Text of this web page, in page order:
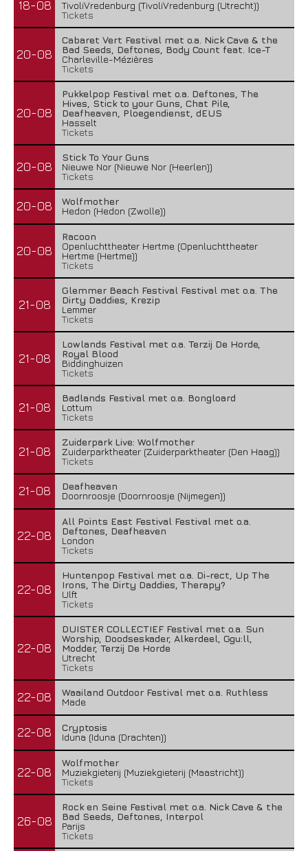
18-08
TivoliVredenburg (TivoliVredenburg (Utrecht))
Tickets
20-08
Cabaret Vert Festival met o.a. Nick Cave & the
Bad Seeds, Deftones, Body Count feat. Ice-T
Charleville-Mézières
Tickets
20-08
Pukkelpop Festival met o.a. Deftones, The
Hives, Stick to your Guns, Chat Pile,
Deafheaven, Ploegendienst, dEUS
Hasselt
Tickets
20-08
Stick To Your Guns
Nieuwe Nor (Nieuwe Nor (Heerlen))
Tickets
20-08
Wolfmother
Hedon (Hedon (Zwolle))
20-08
Racoon
Openluchttheater Hertme (Openluchttheater
Hertme (Hertme))
Tickets
21-08
Glemmer Beach Festival Festival met o.a. The
Dirty Daddies, Krezip
Lemmer
Tickets
21-08
Lowlands Festival met o.a. Terzij De Horde,
Royal Blood
Biddinghuizen
Tickets
21-08
Badlands Festival met o.a. Bongloard
Lottum
Tickets
21-08
Zuiderpark Live: Wolfmother
Zuiderparktheater (Zuiderparktheater (Den Haag))
Tickets
21-08
Deafheaven
Doornroosje (Doornroosje (Nijmegen))
22-08
All Points East Festival Festival met o.a.
Deftones, Deafheaven
London
Tickets
22-08
Huntenpop Festival met o.a. Di-rect, Up The
Irons, The Dirty Daddies, Therapy?
Ulft
Tickets
22-08
DUISTER COLLECTIEF Festival met o.a. Sun
Worship, Doodseskader, Alkerdeel, Ggu:ll,
Modder, Terzij De Horde
Utrecht
Tickets
22-08
Waailand Outdoor Festival met o.a. Ruthless
Made
22-08
Cryptosis
Iduna (Iduna (Drachten))
22-08
Wolfmother
Muziekgieterij (Muziekgieterij (Maastricht))
Tickets
26-08
Rock en Seine Festival met o.a. Nick Cave & the
Bad Seeds, Deftones, Interpol
Parijs
Tickets